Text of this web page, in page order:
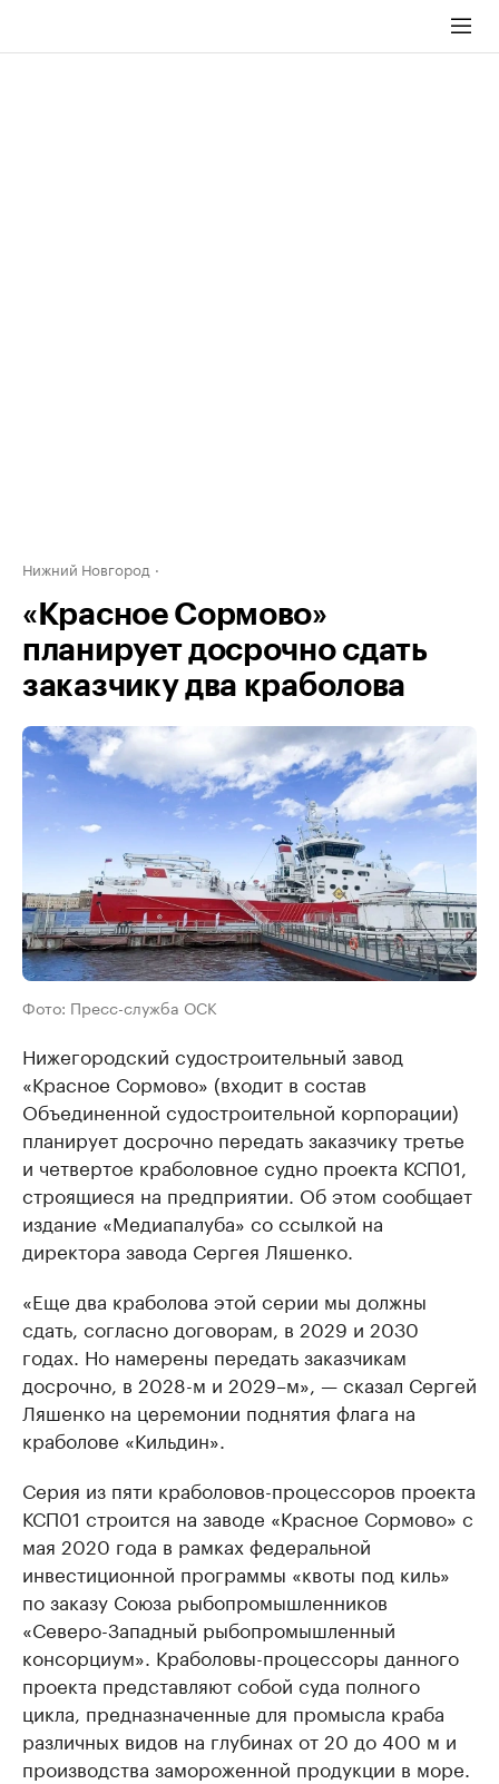
Нижний Новгород
«Красное Сормово»
планирует досрочно сдать
заказчику два краболова
Фото: Пресс-служба ОСК
Нижегородский судостроительный завод
«Красное Сормово» (входит в состав
Объединенной судостроительной корпорации)
планирует досрочно передать заказчику третье
и четвертое краболовное судно проекта КСП01,
строящиеся на предприятии. Об этом сообщает
издание «Медиапалуба» со ссылкой на
директора завода Сергея Ляшенко.
«Еще два краболова этой серии мы должны
сдать, согласно договорам, в 2029 и 2030
годах. Но намерены передать заказчикам
досрочно, в 2028-м и 2029–м», — сказал Сергей
Ляшенко на церемонии поднятия флага на
краболове «Кильдин».
Серия из пяти краболовов-процессоров проекта
КСП01 строится на заводе «Красное Сормово» с
мая 2020 года в рамках федеральной
инвестиционной программы «квоты под киль»
по заказу Союза рыбопромышленников
«Северо-Западный рыбопромышленный
консорциум». Краболовы-процессоры данного
проекта представляют собой суда полного
цикла, предназначенные для промысла краба
различных видов на глубинах от 20 до 400 м и
производства замороженной продукции в море.